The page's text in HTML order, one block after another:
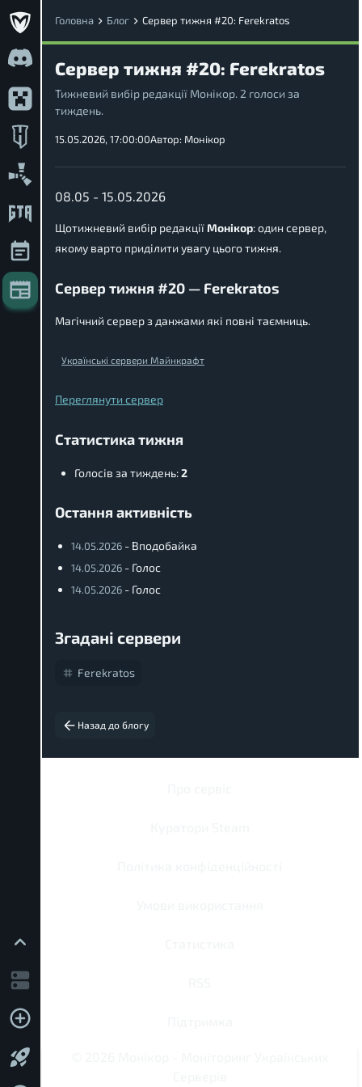
Головна Блог Сервер тижня #20: Ferekratos
Сервер тижня #20: Ferekratos
Тижневий вибір редакції Монікор. 2 голоси за
тиждень.
15.05.2026, 17:00:00Автор: Монікор
08.05 - 15.05.2026
Щотижневий вибір редакціїМонікор: один сервер,
якому варто приділити увагу цього тижня.
Сервер тижня #20 — Ferekratos
Магічний сервер з данжами які повні таємниць.
Українські сервери Майнкрафт
Переглянути сервер
Статистика тижня
Голосів за тиждень:2
Остання активність
14.05.2026 - Вподобайка
14.05.2026 - Голос
14.05.2026 - Голос
Згадані сервери
Ferekratos
Назад до блогу